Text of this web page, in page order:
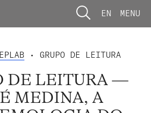
EN MENU
EPLAB • GRUPO DE LEITURA
DE LEITURA —
MEDINA, A